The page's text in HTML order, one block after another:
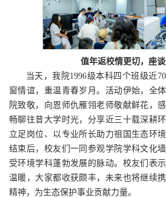
值年返校情更切，座
当天，我院1996级本科四个班级近
窗情谊，重温青春岁月。活动伊始，全
院致敬，向恩师仇雁翎老师敬献鲜花，
畅聊往昔大学时光，分享近三十载深耕
立足岗位、以专业所长助力祖国生态环
结束后，校友们一同参观学院学科文化
受环境学科蓬勃发展的脉动。校友们表
温暖，大家都收获颇丰，未来也将继续
精神，为生态保护事业贡献力量。